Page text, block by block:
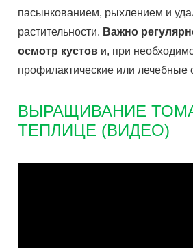
пасынкованием, рыхлением и
растительности. Важно
осмотр кустов и, при
профилактические или лечебные
ВЫРАЩИВАНИЕ
ТЕПЛИЦЕ (ВИДЕО)